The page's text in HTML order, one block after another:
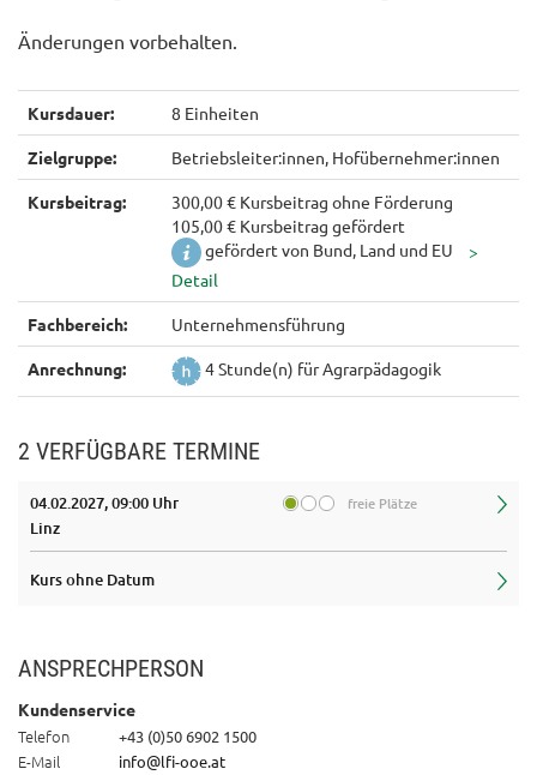
Änderungen vorbehalten.
Kursdauer: 8 Einheiten
Zielgruppe: Betriebsleiter:innen, Hofübernehmer:innen
Kursbeitrag:
300,00 € Kursbeitrag ohne Förderung
105,00 € Kursbeitrag gefördert
gefördert von Bund, Land und EU
Fachbereich: Unternehmensführung
Anrechnung: 4 Stunde(n) für Agrarpädagogik
2 VERFÜGBARE TERMINE
04.02.2027, 09:00 Uhr freie Plätze
Linz
Kurs ohne Datum
ANSPRECHPERSON
Kundenservice
Telefon +43 (0)50 6902 1500
E-Mail info@lfi-ooe.at